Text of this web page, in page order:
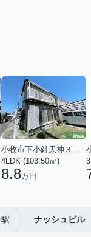
小牧市下小針天神３丁目
4LDK (103.50㎡)
8.8万円
ナッシュビル